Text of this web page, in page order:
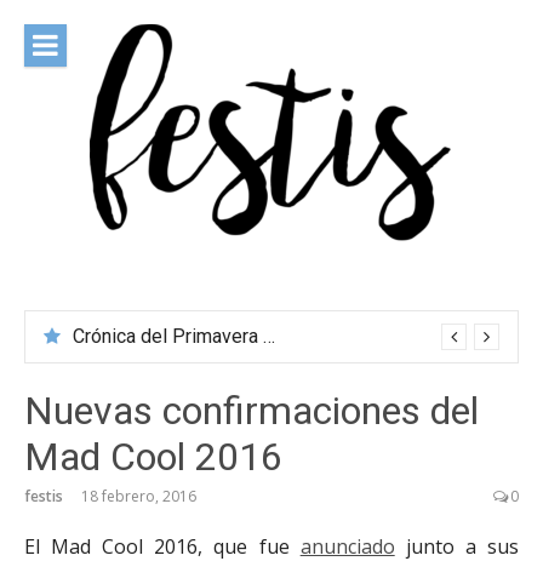
contenido
Crónica del Primavera Sound Porto 2026
Nuevas confirmaciones del
Mad Cool 2016
festis 18 febrero, 2016 0
El Mad Cool 2016, que fue anunciado junto a sus